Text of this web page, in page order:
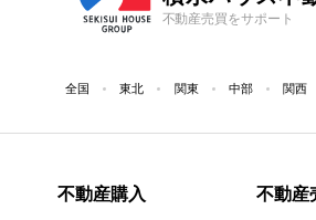
不動産売買をサポート
全国 東北 関東 中部 関西
不動産購入 不動産